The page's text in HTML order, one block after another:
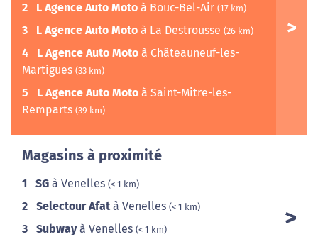
2 L Agence Auto Moto à Bouc-Bel-Air (17 km)
3 L Agence Auto Moto à La Destrousse (26 km)
4 L Agence Auto Moto à Châteauneuf-les-
Martigues (33 km)
5 L Agence Auto Moto à Saint-Mitre-les-
Remparts (39 km)
Magasins à proximité
1 SG à Venelles (< 1 km)
2 Selectour Afat à Venelles (< 1 km)
3 Subwayà Venelles (< 1 km)